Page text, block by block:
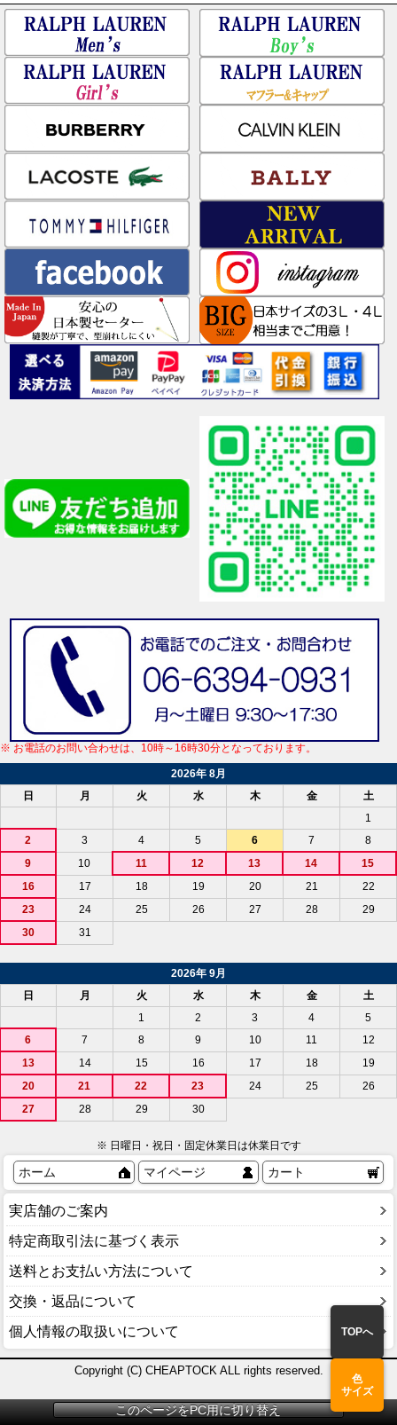
※ お電話のお問い合わせは、10時～16時30分となっております。
2026年 8月
日
月 火 水 木 金
土
1
2
3 4 5 6 7
8
9
10 11 12 13 14
15
16
17 18 19 20 21
22
23
24 25 26 27 28
29
30
31
2026年 9月
日
月 火 水 木 金
土
1
2 3 4
5
6
7 8 9 10 11
12
13
14 15 16 17 18
19
20
21 22 23 24 25
26
27
28 29 30
※ 日曜日・祝日・固定休業日は休業日です
TOPへ
色
サイズ
ホーム マイページ カート
実店舗のご案内
特定商取引法に基づく表示
送料とお支払い方法について
交換・返品について
個人情報の取扱いについて
Copyright (C) CHEAPTOCK ALL rights reserved.
このページをPC用に切り替え